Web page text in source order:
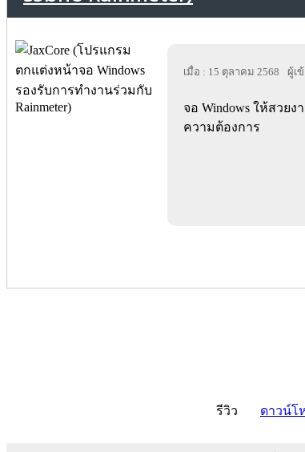
เมื่อ : 15 ตุลาคม 2568 ผู้เ
จอ Windows ให้สวย
ความต้องการ
รีวิว ดาวน์โ